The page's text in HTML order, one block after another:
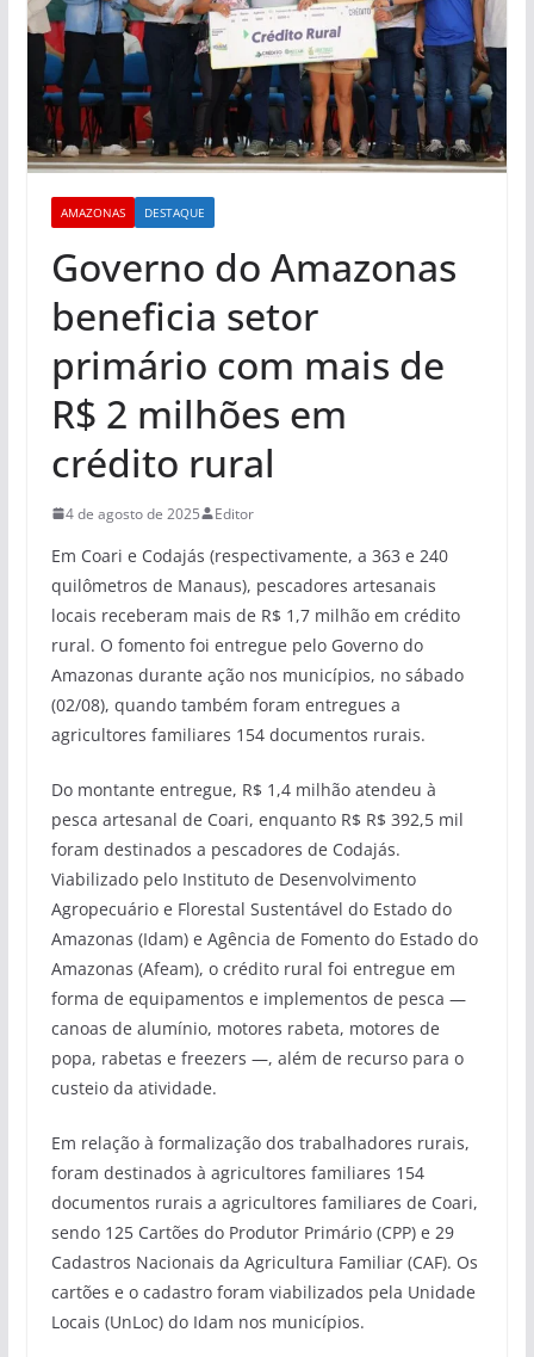
AMAZONAS DESTAQUE
Governo do Amazonas
beneficia setor
primário com mais de
R$ 2 milhões em
crédito rural
4 de agosto de 2025 Editor
Em Coari e Codajás (respectivamente, a 363 e 240
quilômetros de Manaus), pescadores artesanais
locais receberam mais de R$ 1,7 milhão em crédito
rural. O fomento foi entregue pelo Governo do
Amazonas durante ação nos municípios, no sábado
(02/08), quando também foram entregues a
agricultores familiares 154 documentos rurais.
Do montante entregue, R$ 1,4 milhão atendeu à
pesca artesanal de Coari, enquanto R$ R$ 392,5 mil
foram destinados a pescadores de Codajás.
Viabilizado pelo Instituto de Desenvolvimento
Agropecuário e Florestal Sustentável do Estado do
Amazonas (Idam) e Agência de Fomento do Estado do
Amazonas (Afeam), o crédito rural foi entregue em
forma de equipamentos e implementos de pesca —
canoas de alumínio, motores rabeta, motores de
popa, rabetas e freezers —, além de recurso para o
custeio da atividade.
Em relação à formalização dos trabalhadores rurais,
foram destinados à agricultores familiares 154
documentos rurais a agricultores familiares de Coari,
sendo 125 Cartões do Produtor Primário (CPP) e 29
Cadastros Nacionais da Agricultura Familiar (CAF). Os
cartões e o cadastro foram viabilizados pela Unidade
Locais (UnLoc) do Idam nos municípios.